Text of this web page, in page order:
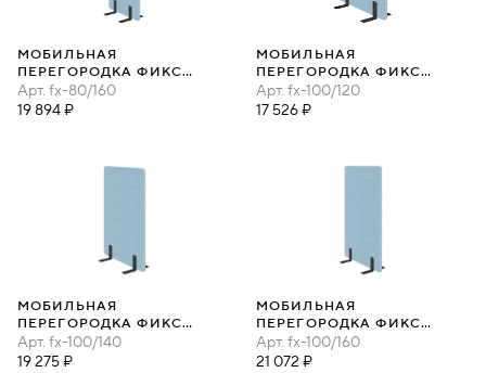
МОБИЛЬНАЯ
ПЕРЕГОРОДКА ФИКС
80Х160
Арт. fx-80/160
19 894 ₽
МОБИЛЬНАЯ
ПЕРЕГОРОДКА ФИКС
100Х120
Арт. fx-100/120
17 526 ₽
МОБИЛЬНАЯ
ПЕРЕГОРОДКА ФИКС
100Х140
Арт. fx-100/140
19 275 ₽
МОБИЛЬНАЯ
ПЕРЕГОРОДКА ФИКС
100Х160
Арт. fx-100/160
21 072 ₽